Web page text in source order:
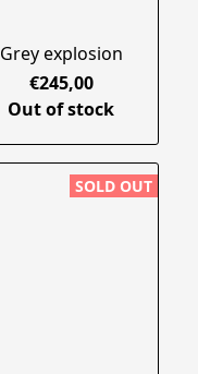
Grey explosion
€245,00
Out of stock
SOLD OUT